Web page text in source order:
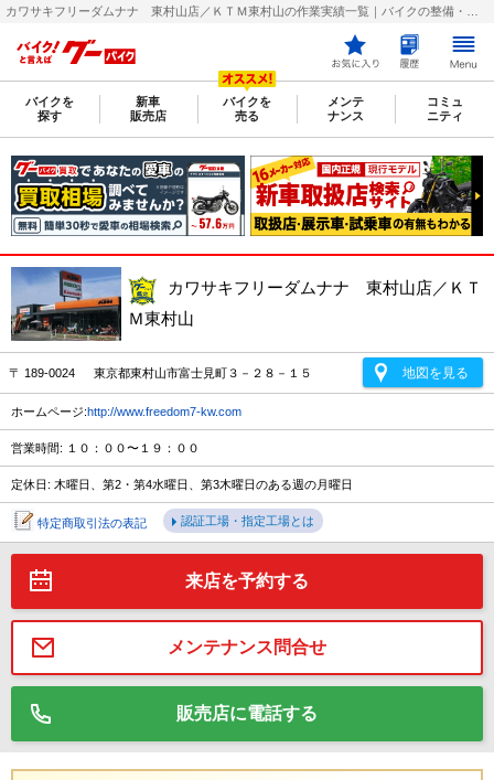
バイクを
探す
新車
販売店
バイクを
売る
メンテ
ナンス
コミュ
ニティ
カワサキフリーダムナナ 東村山店／ＫＴ
Ｍ東村山
〒 189-0024 東京都東村山市富士見町３－２８－１５ 地図を見る
ホームページ:http://www.freedom7-kw.com
営業時間: １０：００〜１９：００
定休日: 木曜日、第2・第4水曜日、第3木曜日のある週の月曜日
特定商取引法の表記 認証工場・指定工場とは
来店を予約する
メンテナンス問合せ
販売店に電話する